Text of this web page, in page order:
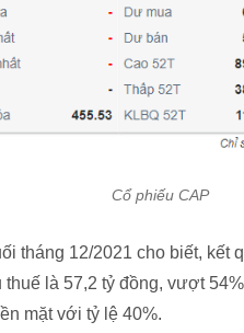
Cổ phiếu CAP
tháng 12/2021 cho biết, kết
là 57,2 tỷ đồng, vượt
mặt với tỷ lệ 40%.